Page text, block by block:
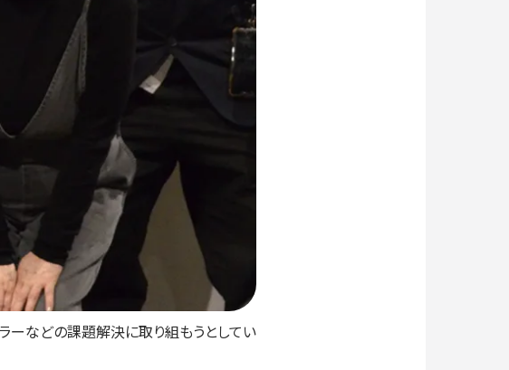
ーなどの課題解決に取り組もうとしてい